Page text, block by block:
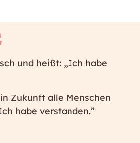
und heißt: „Ich habe
Zukunft alle Menschen
habe verstanden.”